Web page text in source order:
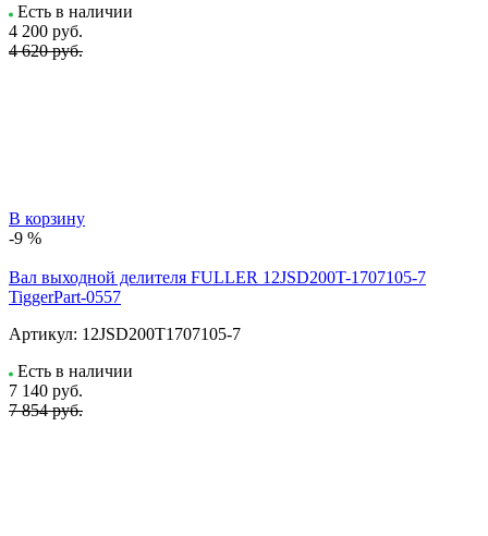
Есть в наличии
4 200 руб.
4 620 руб.
В корзину
-9 %
Вал выходной делителя FULLER 12JSD200T-1707105-7
TiggerPart-0557
Артикул: 12JSD200T1707105-7
Есть в наличии
7 140 руб.
7 854 руб.